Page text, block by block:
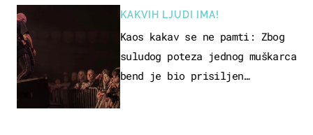
KAKVIH LJUDI IMA!
Kaos kakav se ne pamti: Zbog
suludog poteza jednog muškarca
bend je bio prisiljen